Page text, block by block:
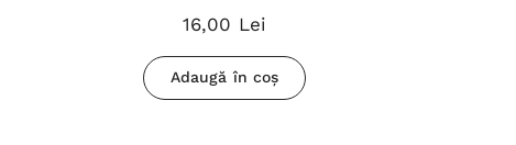
16,00 Lei
Adaugă în coș